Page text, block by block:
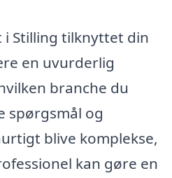
i Stilling tilknyttet din
en uvurderlig
branche du
spørgsmål og
blive komplekse,
kan gøre en